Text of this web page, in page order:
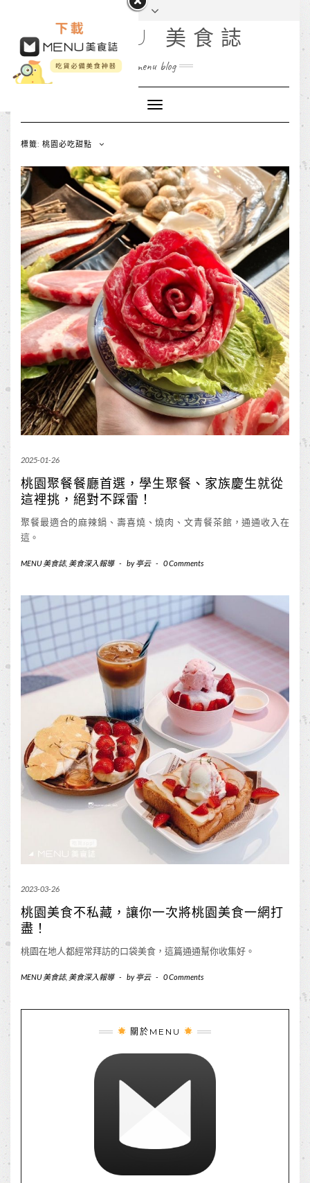
MENU 美食誌
menu blog
Toggle
Navigation
標籤: 桃園必吃甜點
2025-01-26
桃園聚餐餐廳首選，學生聚餐、家族慶生就從
這裡挑，絕對不踩雷！
聚餐最適合的麻辣鍋、壽喜燒、燒肉、文青餐茶館，通通收入在
這。
MENU 美食誌, 美食深入報導 - by亭云 - 0 Comments
2023-03-26
桃園美食不私藏，讓你一次將桃園美食一網打
盡！
桃園在地人都經常拜訪的口袋美食，這篇通通幫你收集好。
MENU 美食誌, 美食深入報導 - by亭云 - 0 Comments
關於MENU